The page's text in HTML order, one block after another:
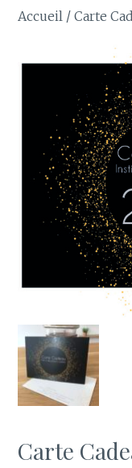
Accueil /Carte
Carte